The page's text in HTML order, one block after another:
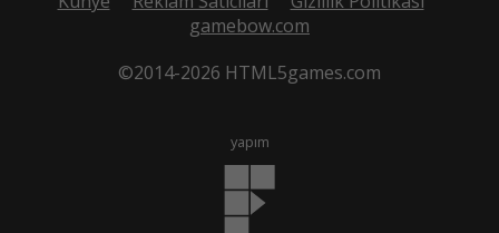
gamebow.com
©2014-2026 HTML5games.com
yapım